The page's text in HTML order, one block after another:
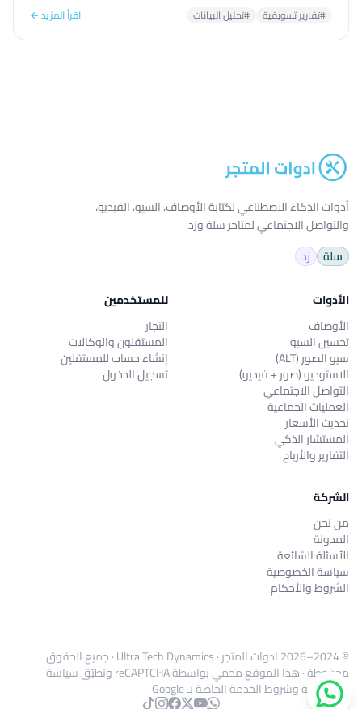
#تقارير تسويقية #تحليل البيانات اقرأ المزيد ←
أدوات الذكاء الاصطناعي لكتابة الأوصاف، السيو، الفيديو،
والتواصل الاجتماعي لمتاجر سلة وزد.
سلة
زد
الأدوات
الأوصاف
تحسين السيو
سيو الصور (ALT)
الاستوديو (صور + فيديو)
التواصل الاجتماعي
العمليات الجماعية
تحديث الأسعار
المستشار الذكي
التقارير والأرباح
للمستخدمين
التجار
المستقلون والوكالات
إنشاء حساب للمستقلين
تسجيل الدخول
الشركة
من نحن
المدونة
الأسئلة الشائعة
سياسة الخصوصية
الشروط والأحكام
© 2024–2026 ادوات المتجر·
Ultra Tech Dynamics· جميع الحقوق
محفوظة · هذا الموقع محمي بواسطة reCAPTCHA وتطبّق سياسة
الخصوصيةوشروط الخدمةالخاصة بـ Google